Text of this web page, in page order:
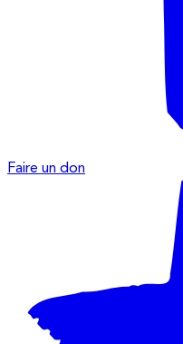
Faire un don